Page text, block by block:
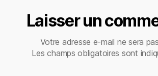
Laisser un
Votre adresse e-mail ne sera
Les champs obligatoires sont